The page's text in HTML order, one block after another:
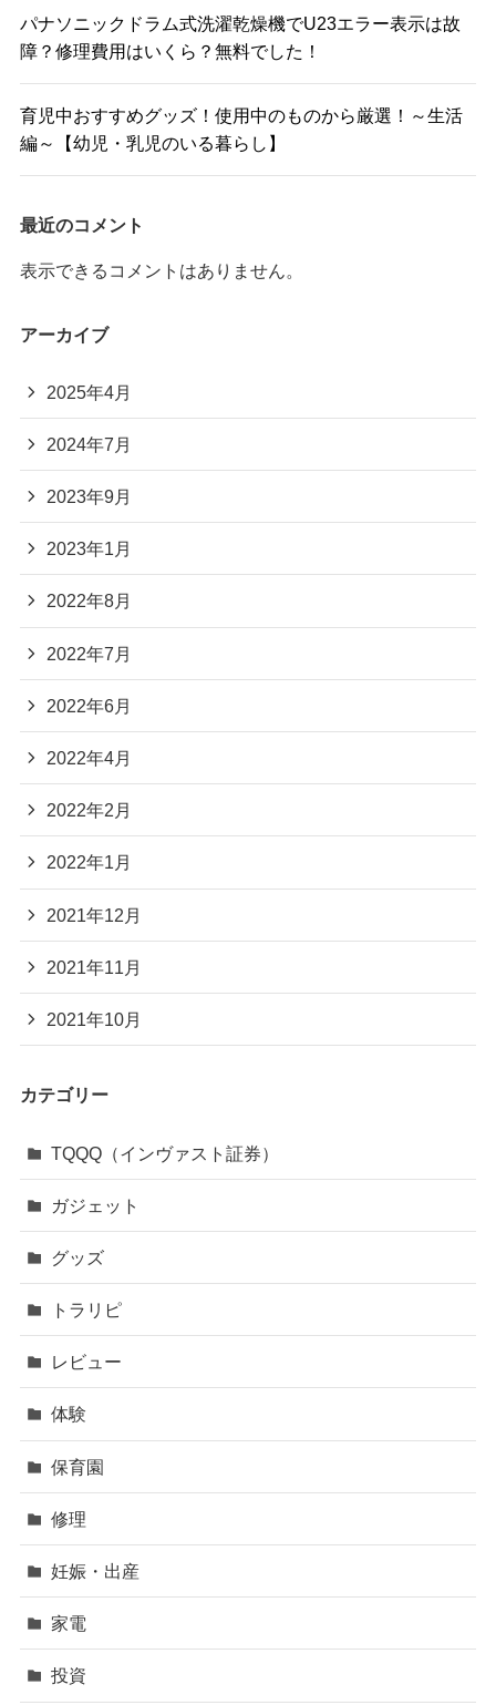
パナソニックドラム式洗濯乾燥機でU23エラー表示は故
障？修理費用はいくら？無料でした！
育児中おすすめグッズ！使用中のものから厳選！～生活
編～【幼児・乳児のいる暮らし】
最近のコメント
表示できるコメントはありません。
アーカイブ
2025年4月
2024年7月
2023年9月
2023年1月
2022年8月
2022年7月
2022年6月
2022年4月
2022年2月
2022年1月
2021年12月
2021年11月
2021年10月
カテゴリー
TQQQ（インヴァスト証券）
ガジェット
グッズ
トラリピ
レビュー
体験
保育園
修理
妊娠・出産
家電
投資